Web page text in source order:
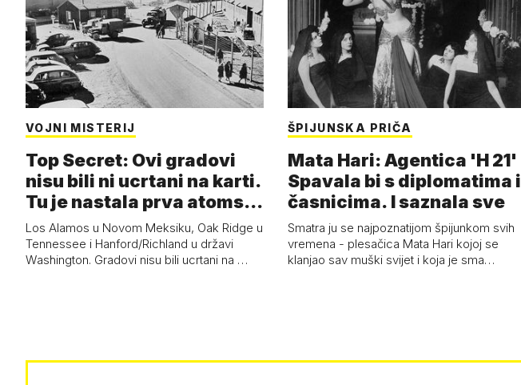
VOJNI MISTERIJ
Top Secret: Ovi gradovi
nisu bili ni ucrtani na karti.
Tu je nastala prva atoms…
Los Alamos u Novom Meksiku, Oak Ridge u
Tennessee i Hanford/Richland u državi
Washington. Gradovi nisu bili ucrtani na …
ŠPIJUNSKA PRIČA
Mata Hari: Agentica 'H 21'
Spavala bi s diplomatima i
časnicima. I saznala sve
Smatra ju se najpoznatijom špijunkom svih
vremena - plesačica Mata Hari kojoj se
klanjao sav muški svijet i koja je sma…